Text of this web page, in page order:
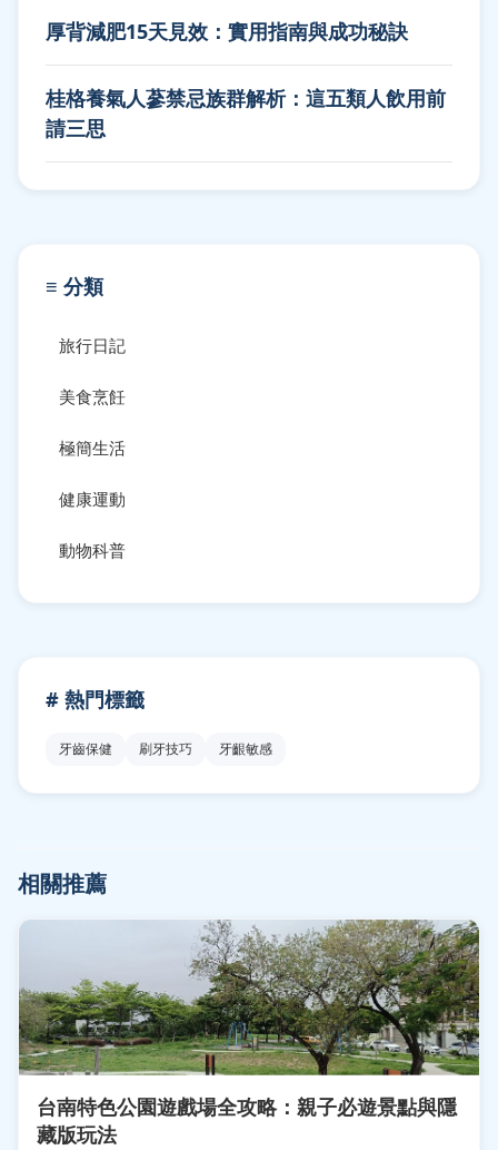
厚背減肥15天見效：實用指南與成功秘訣
桂格養氣人蔘禁忌族群解析：這五類人飲用前
請三思
≡ 分類
旅行日記
美食烹飪
極簡生活
健康運動
動物科普
# 熱門標籤
牙齒保健 刷牙技巧 牙齦敏感
相關推薦
台南特色公園遊戲場全攻略：親子必遊景點與隱
藏版玩法